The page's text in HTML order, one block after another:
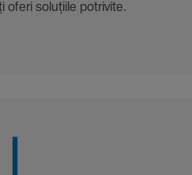
oferi solu­țiile potri­vite.